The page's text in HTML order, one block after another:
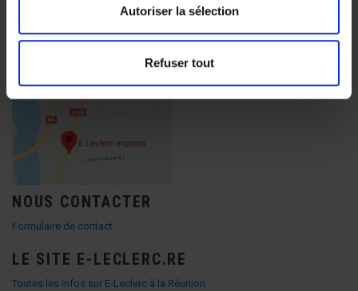
Autoriser la sélection
Refuser tout
Ancienne RN 2, Lieu dit Gillot
97438 Ste Marie
NOUS CONTACTER
Formulaire de contact
LE SITE E-LECLERC.RE
Toutes les infos sur E-Leclerc à la Réunion